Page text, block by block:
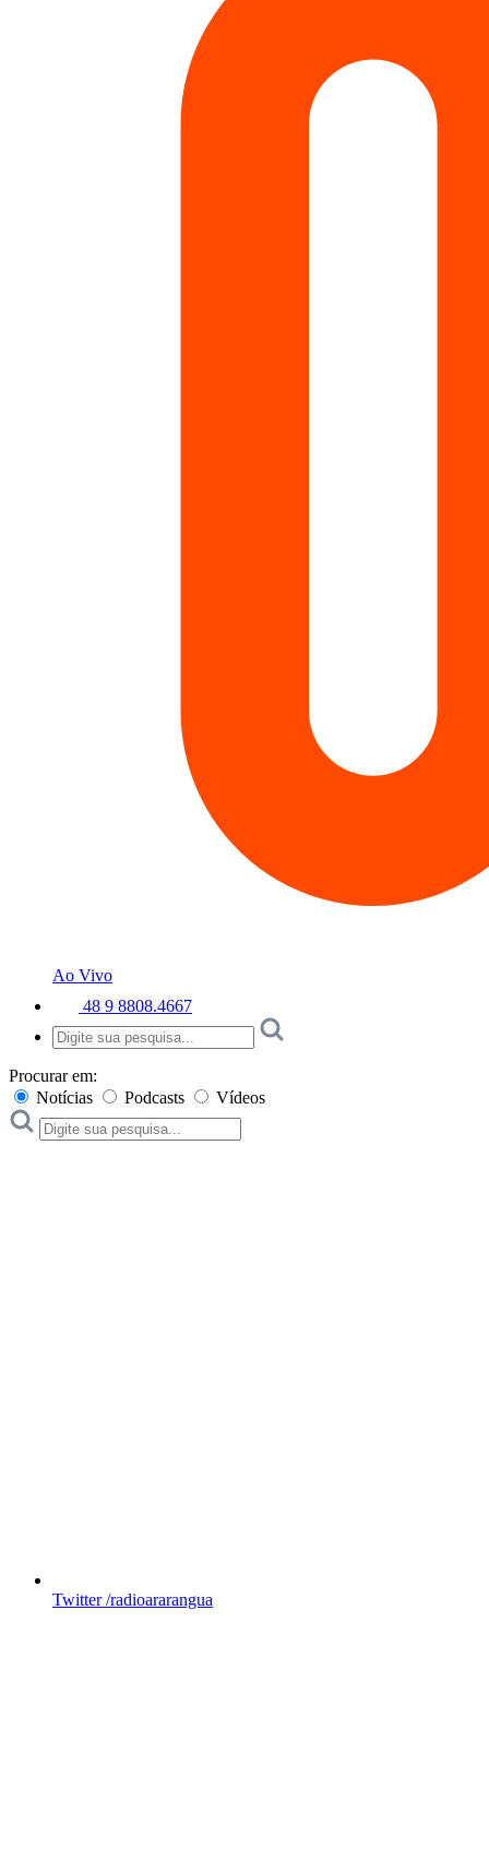
Ao Vivo
48 9 8808.4667
Procurar em:
Notícias
Podcasts Vídeos
Twitter /radioararangua